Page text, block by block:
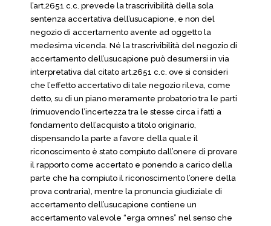
l’art.2651 c.c. prevede la trascrivibilità della sola
sentenza accertativa dell’usucapione, e non del
negozio di accertamento avente ad oggetto la
medesima vicenda. Né la trascrivibilità del negozio di
accertamento dell’usucapione può desumersi in via
interpretativa dal citato art.2651 c.c. ove si consideri
che l’effetto accertativo di tale negozio rileva, come
detto, su di un piano meramente probatorio tra le parti
(rimuovendo l’incertezza tra le stesse circa i fatti a
fondamento dell’acquisto a titolo originario,
dispensando la parte a favore della quale il
riconoscimento è stato compiuto dall’onere di provare
il rapporto come accertato e ponendo a carico della
parte che ha compiuto il riconoscimento l’onere della
prova contraria), mentre la pronuncia giudiziale di
accertamento dell’usucapione contiene un
accertamento valevole “erga omnes” nel senso che